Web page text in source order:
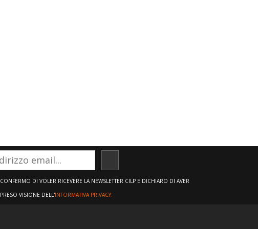
CONFERMO DI VOLER RICEVERE LA NEWSLETTER CILP E DICHIARO DI AVER
PRESO VISIONE DELL'INFORMATIVA PRIVACY.